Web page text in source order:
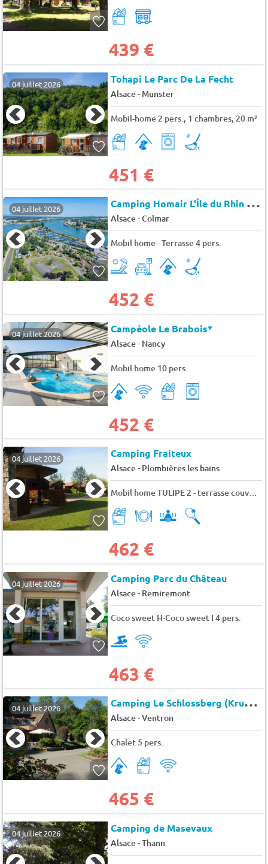
439 €
04 juillet 2026 Tohapi Le Parc De La Fecht
Alsace- Munster
Mobil-home 2 pers., 1 chambres, 20 m²
451 €
04 juillet 2026 C
amping Homair L'Île du Rhin à Biesheim
Alsace-Colmar
Mobil home - Terrasse 4 pers.
452 €
04 juillet 2026 Campéole Le Brabois*
Alsace- Nancy
Mobil home 10 pers.
452 €
04 juillet 2026 Camping Fraiteux
Alsace- Plombières les bains
Mobil home TULIPE 2 - terrasse couverte - 2 chambres 4 pers.
462 €
04 juillet 2026 Camping Parc du Château
Alsace- Remiremont
Coco sweet H-Coco sweet I 4 pers.
463 €
04 juillet 2026 C
amping Le Schlossberg (Kruth à 6 km)
Alsace-Ventron
Chalet 5 pers.
465 €
04 juillet 2026 Camping de Masevaux
Alsace-Thann